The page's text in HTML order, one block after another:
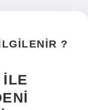
?
İLE